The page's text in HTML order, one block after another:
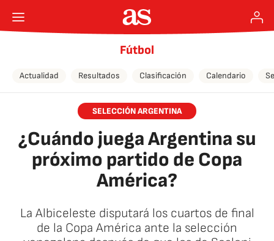
Fútbol
Actualidad Resultados Clasificación Calendario
SELECCIÓN ARGENTINA
¿Cuándo juega Argentina su
próximo partido de Copa
América?
La Albiceleste disputará los cuartos de final
de la Copa América ante la selección